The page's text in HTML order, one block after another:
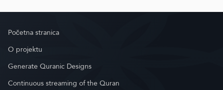
Početna stranica
O projektu
Generate Quranic Designs
Continuous streaming of the Quran